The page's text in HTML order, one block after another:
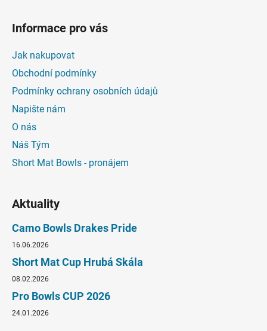
Informace pro vás
Jak nakupovat
Obchodní podmínky
Podmínky ochrany osobních údajů
Napište nám
O nás
Náš Tým
Short Mat Bowls - pronájem
Aktuality
Camo Bowls Drakes Pride
16.06.2026
Short Mat Cup Hrubá Skála
08.02.2026
Pro Bowls CUP 2026
24.01.2026